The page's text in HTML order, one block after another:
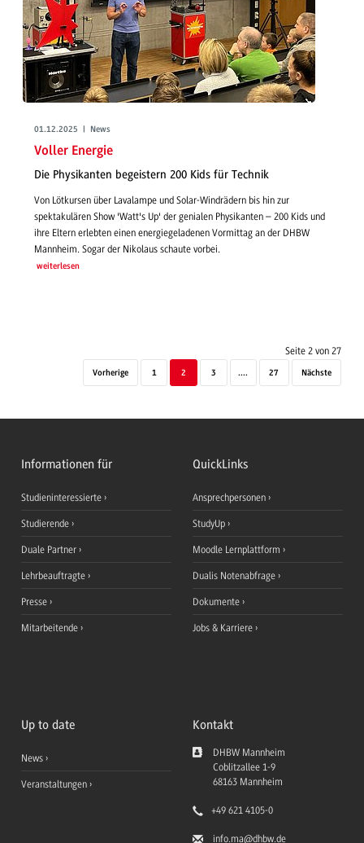
01.12.2025 | News
Voller Energie
Die Physikanten begeistern 200 Kids für Technik
Von Lötkursen über Lavalampe und Solar-Windrädern bis hin zur
spektakulären Show 'Watt's Up' der genialen Physikanten – 200 Kids und
ihre Eltern erlebten einen energiegeladenen Vormittag an der DHBW
Mannheim. Sogar der Nikolaus schaute vorbei.
weiterlesen
Seite 2 von 27
Vorherige 1 2 3 .... 27 Nächste
Informationen für
Studieninteressierte
Studierende
Duale Partner
Lehrbeauftragte
Presse
Mitarbeitende
QuickLinks
Ansprechpersonen
StudyUp
Moodle Lernplattform
Dualis Notenabfrage
Dokumente
Jobs & Karriere
Up to date
News
Veranstaltungen
Kontakt
DHBW Mannheim
Coblitzallee 1-9
68163 Mannheim
+49 621 4105-0
info.ma@dhbw.de